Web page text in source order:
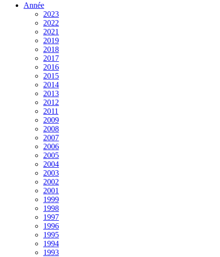
Année
2023
2022
2021
2019
2018
2017
2016
2015
2014
2013
2012
2011
2009
2008
2007
2006
2005
2004
2003
2002
2001
1999
1998
1997
1996
1995
1994
1993